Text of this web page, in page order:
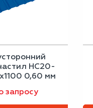
НС20-
0,60 мм
запросу